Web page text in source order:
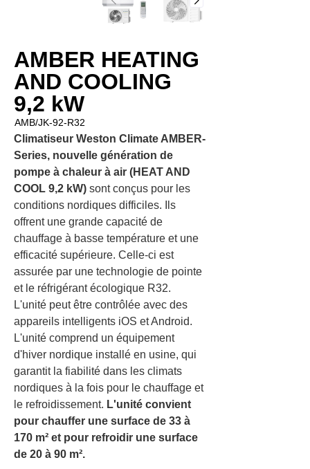
AMBER HEATING
AND COOLING
9,2 kW
AMB/JK-92-R32
Climatiseur Weston Climate AMBER-
Series, nouvelle génération de
pompe à chaleur à air (HEAT AND
COOL 9,2 kW) sont conçus pour les
conditions nordiques difficiles. Ils
offrent une grande capacité de
chauffage à basse température et une
efficacité supérieure. Celle-ci est
assurée par une technologie de pointe
et le réfrigérant écologique R32.
L'unité peut être contrôlée avec des
appareils intelligents iOS et Android.
L'unité comprend un équipement
d'hiver nordique installé en usine, qui
garantit la fiabilité dans les climats
nordiques à la fois pour le chauffage et
le refroidissement. L'unité convient
pour chauffer une surface de 33 à
170 m² et pour refroidir une surface
de 20 à 90 m².